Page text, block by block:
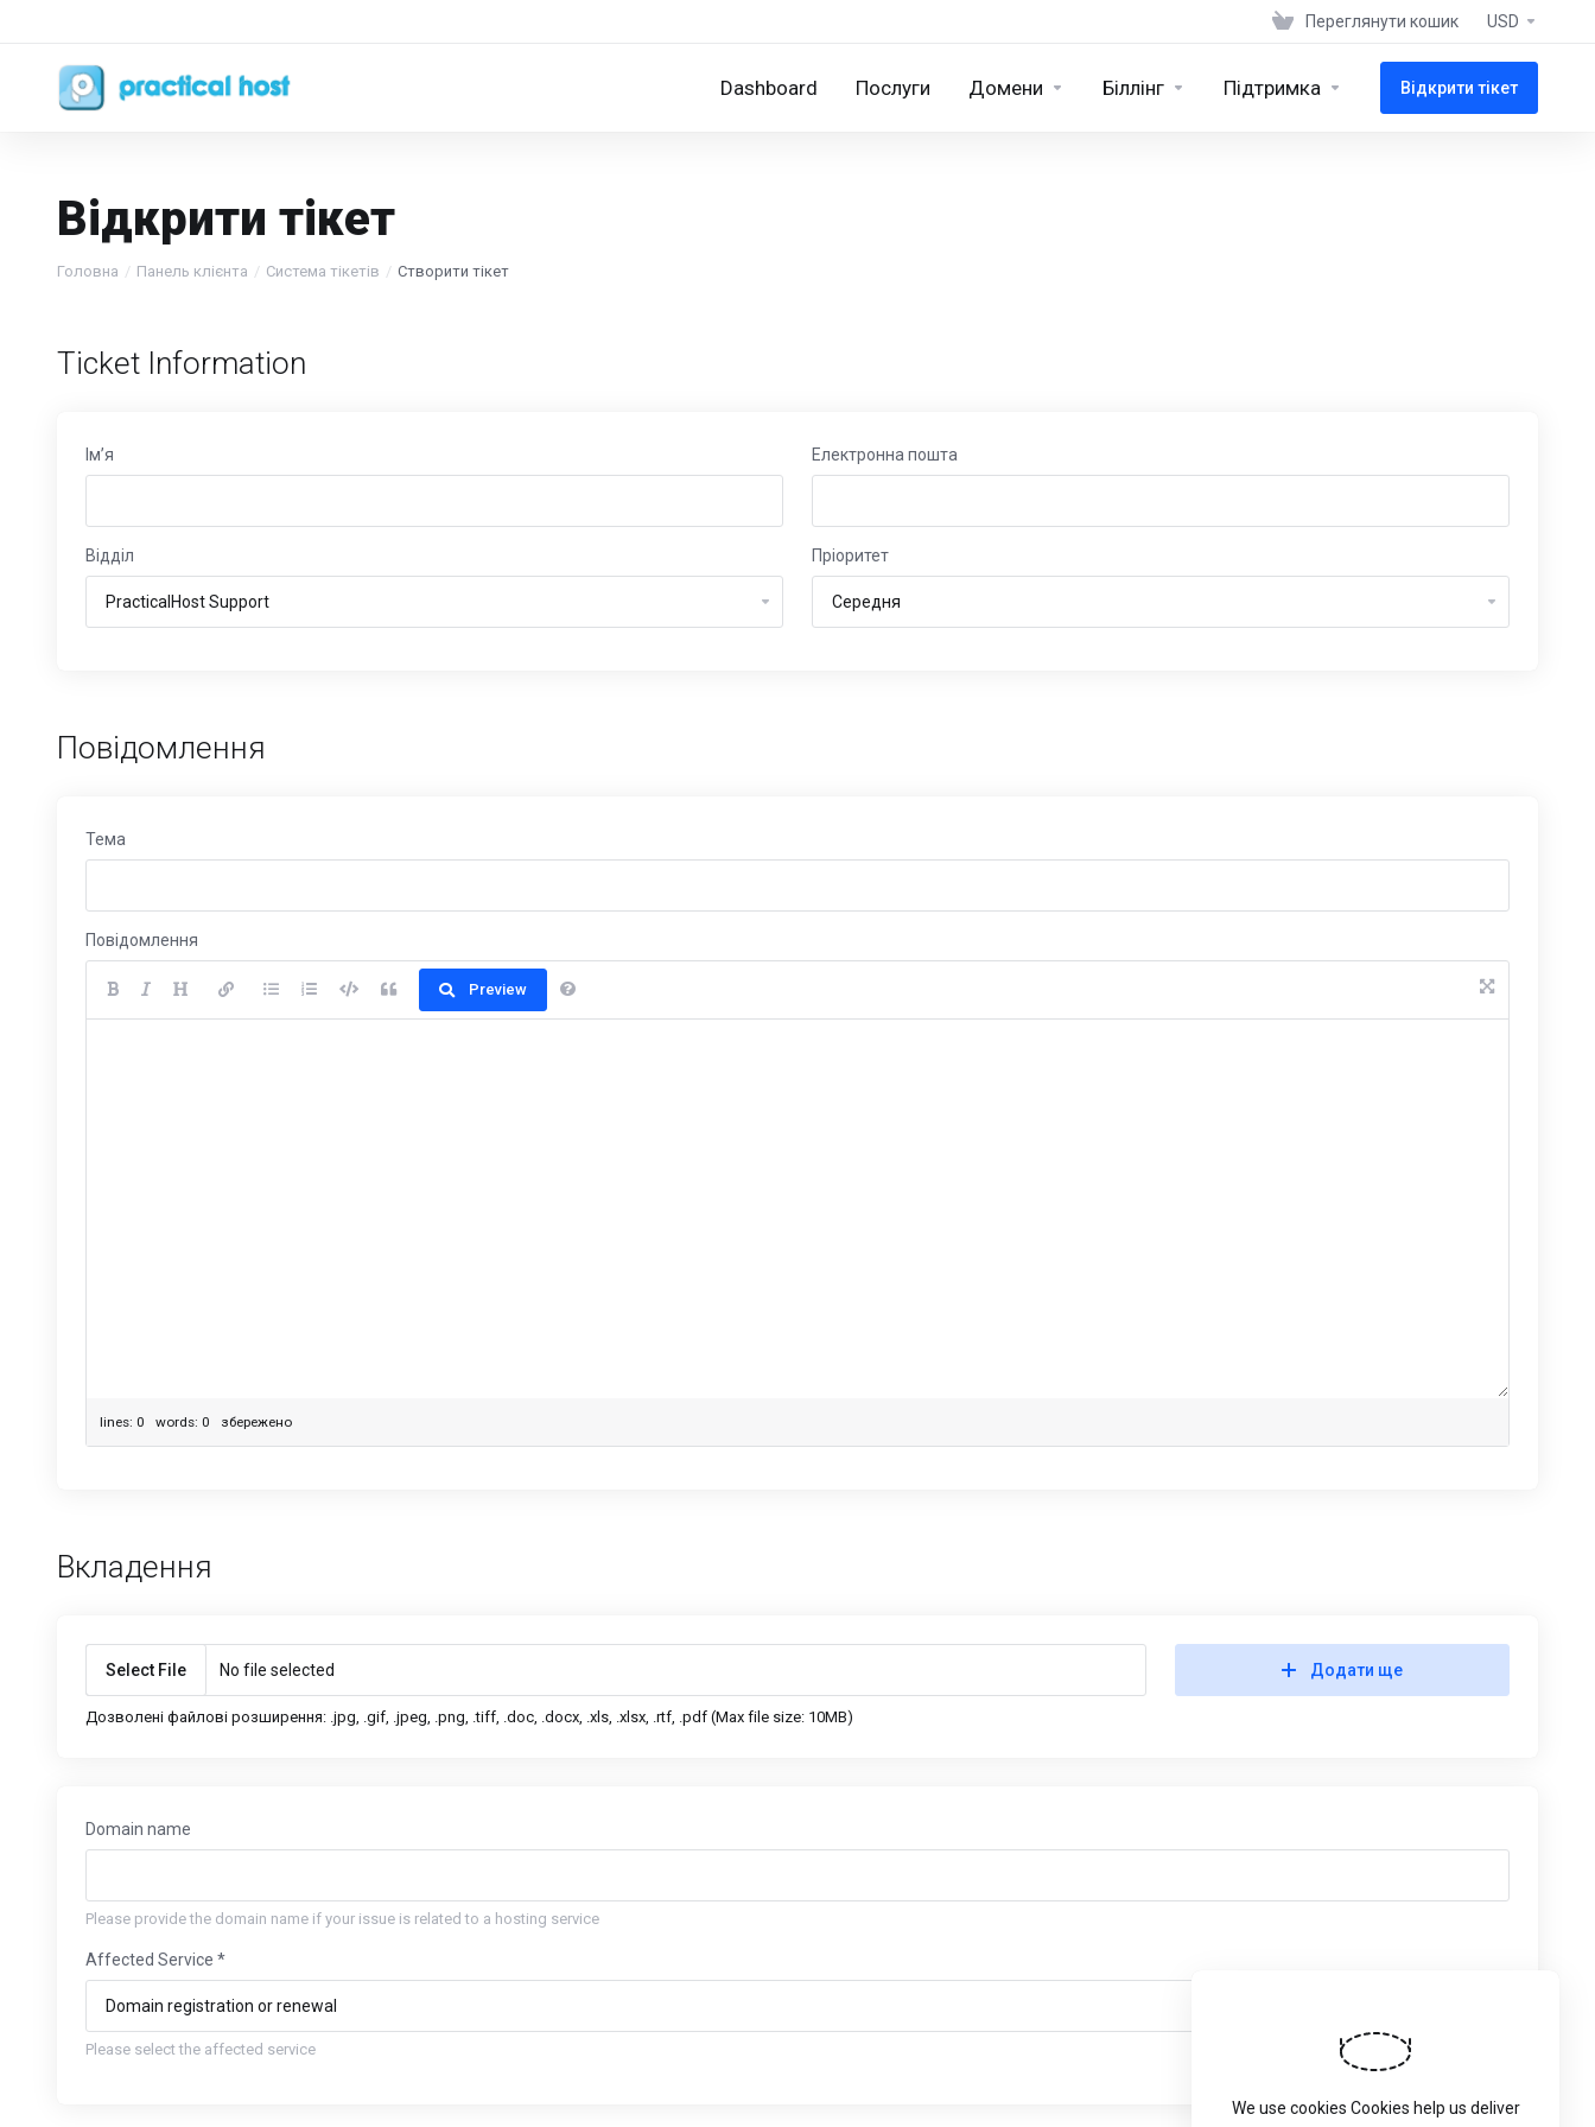
Переглянути кошик USD
Dashboard Послуги Домени Біллінг Підтримка Відкрити тікет
Відкрити тікет
Головна Панель клієнта Система тікетів Створити тікет
Ticket Information
Ім’я Електронна пошта
Відділ Пріоритет
Повідомлення
Тема
Повідомлення
Preview
lines: 0 words: 0 збережено
Вкладення
Select File No file selected Додати ще
Дозволені файлові розширення: .jpg, .gif, .jpeg, .png, .tiff, .doc, .docx, .xls, .xlsx, .rtf, .pdf (Max file size: 10MB)
Domain name
Please provide the domain name if your issue is related to a hosting service
Affected Service *
Please select the affected service
We use cookies Cookies help us deliver